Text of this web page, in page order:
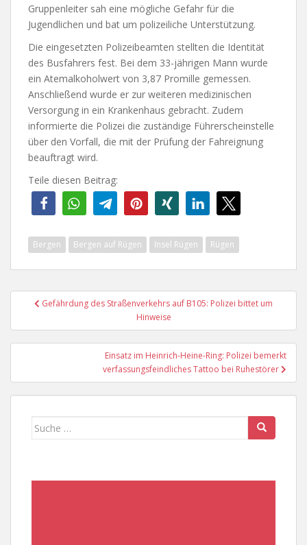
Gruppenleiter sah eine mögliche Gefahr für die
Jugendlichen und bat um polizeiliche Unterstützung.
Die eingesetzten Polizeibeamten stellten die Identität
des Busfahrers fest. Bei dem 33-jährigen Mann wurde
ein Atemalkoholwert von 3,87 Promille gemessen.
Anschließend wurde er zur weiteren medizinischen
Versorgung in ein Krankenhaus gebracht. Zudem
informierte die Polizei die zuständige Führerscheinstelle
über den Vorfall, die mit der Prüfung der Fahreignung
beauftragt wird.
Teile diesen Beitrag:
Bergen Bergen auf Rügen Insel Rügen Rügen
Beitragsnavigation
Gefährdung des Straßenverkehrs auf B105: Polizei bittet um
Hinweise
Einsatz im Heinrich-Heine-Ring: Polizei bemerkt
verfassungsfeindliches Tattoo bei Ruhestörer
Suche